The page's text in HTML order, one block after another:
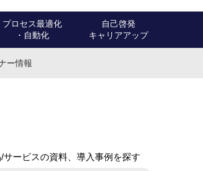
プロセス最適化
・自動化
自己啓発
キャリアアップ
ー情報
サービスの資料、導入事例を探す